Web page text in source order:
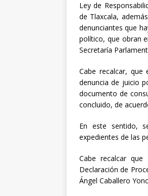
Ley de
de Tlaxcala,
denunciantes que
político, que obran
Secretaría
Cabe recalcar,
denuncia de juicio
documento de
concluido, de
En este sentido,
expedientes de las
Cabe recalcar
Declaración de
Ángel Caballero